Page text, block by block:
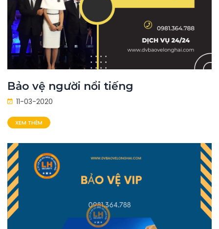
Bảo vệ người nổi tiếng
11-03-2020
XEM THÊM